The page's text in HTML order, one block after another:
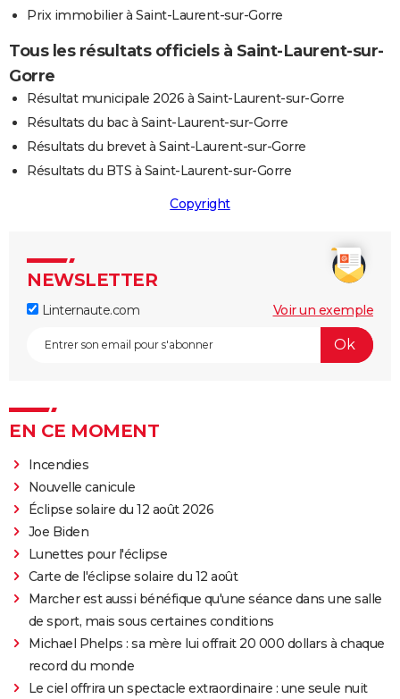
Prix immobilier à Saint-Laurent-sur-Gorre
Tous les résultats officiels à Saint-Laurent-sur-
Gorre
Résultat municipale 2026 à Saint-Laurent-sur-Gorre
Résultats du bac à Saint-Laurent-sur-Gorre
Résultats du brevet à Saint-Laurent-sur-Gorre
Résultats du BTS à Saint-Laurent-sur-Gorre
Copyright
NEWSLETTER
Linternaute.com Voir un exemple
EN CE MOMENT
Incendies
Nouvelle canicule
Éclipse solaire du 12 août 2026
Joe Biden
Lunettes pour l'éclipse
Carte de l'éclipse solaire du 12 août
Marcher est aussi bénéfique qu'une séance dans une salle
de sport, mais sous certaines conditions
Michael Phelps : sa mère lui offrait 20 000 dollars à chaque
record du monde
Le ciel offrira un spectacle extraordinaire : une seule nuit